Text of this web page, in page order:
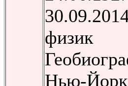
физик
Нью-